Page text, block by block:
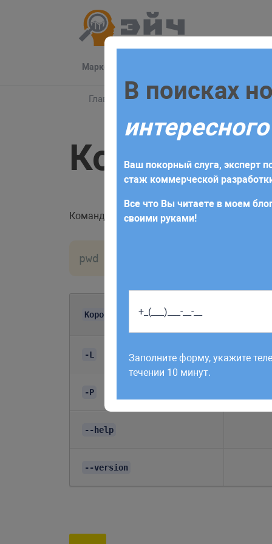
Маркетинг
Главная Блог Сервер Команда PWD
Команда
Команда pwd это очень простая утилита,
pwd опции
Короткий формат опции
-L
-P
--help
--version
Заполните
Для начала сотрудничества
получите коммерческое
требований и поставленных
Работаем по будням с 9:00 до
рабочий день до 12:00.
В поисках
Ваш покорный слуга, эксперт
стаж коммерческой
Все что Вы читаете в моем
своими руками!
Заполните форму, укажите
течении 10 минут.